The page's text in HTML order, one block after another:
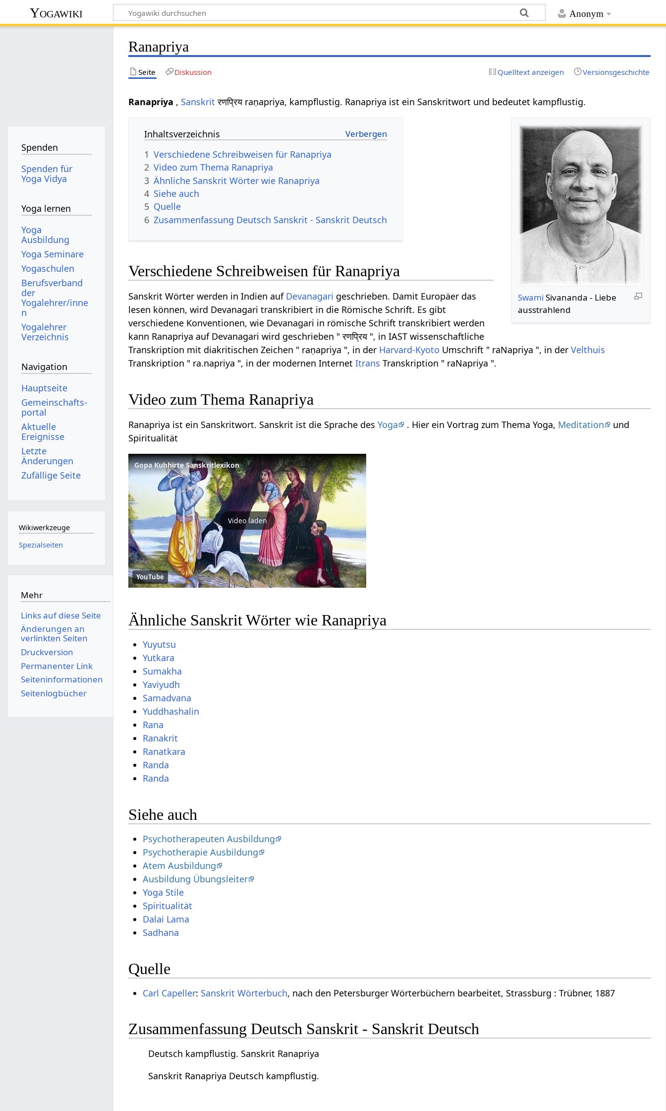
Anonym
Yogawiki
Ranapriya
Seite Diskussion Quelltext anzeigen Versionsgeschichte
Ranapriya , Sanskrit रणप्रिय raṇapriya, kampflustig. Ranapriya ist ein Sanskritwort und bedeutet kampflustig.
Swami Sivananda - Liebe
ausstrahlend
Inhaltsverzeichnis
1 Verschiedene Schreibweisen für Ranapriya
2 Video zum Thema Ranapriya
3 Ähnliche Sanskrit Wörter wie Ranapriya
4 Siehe auch
5 Quelle
6 Zusammenfassung Deutsch Sanskrit - Sanskrit Deutsch
Verschiedene Schreibweisen für Ranapriya
Sanskrit Wörter werden in Indien auf Devanagari geschrieben. Damit Europäer das
lesen können, wird Devanagari transkribiert in die Römische Schrift. Es gibt
verschiedene Konventionen, wie Devanagari in römische Schrift transkribiert werden
kann Ranapriya auf Devanagari wird geschrieben " रणप्रिय ", in IAST wissenschaftliche
Transkription mit diakritischen Zeichen " raṇapriya ", in der Harvard-Kyoto Umschrift " raNapriya ", in derVelthuis
Transkription " ra.napriya ", in der modernen InternetItrans Transkription " raNapriya ".
Video zum Thema Ranapriya
Ranapriya ist ein Sanskritwort. Sanskrit ist die Sprache desYoga . Hier ein Vortrag zum Thema Yoga, Meditation
und
Spiritualität
Gopa Kuhhirte Sanskritlexikon
Video laden
YouTube
Ähnliche Sanskrit Wörter wie Ranapriya
Yuyutsu
Yutkara
Sumakha
Yaviyudh
Samadvana
Yuddhashalin
Rana
Ranakrit
Ranatkara
Randa
Randa
Siehe auch
Psychotherapeuten Ausbildung
Psychotherapie Ausbildung
Atem Ausbildung
Ausbildung Übungsleiter
Yoga Stile
Spiritualität
Dalai Lama
Sadhana
Quelle
Carl Capeller: Sanskrit Wörterbuch, nach den Petersburger Wörterbüchern bearbeitet, Strassburg : Trübner, 1887
Zusammenfassung Deutsch Sanskrit - Sanskrit Deutsch
Deutsch kampflustig. Sanskrit Ranapriya
Sanskrit Ranapriya Deutsch kampflustig.
Spenden
Spenden für
Yoga Vidya
Yoga lernen
Yoga
Ausbildung
Yoga Seminare
Yogaschulen
Berufsverband
der
Yogalehrer/inne
n
Yogalehrer
Verzeichnis
Navigation
Hauptseite
Gemeinschafts­
portal
Aktuelle
Ereignisse
Letzte
Änderungen
Zufällige Seite
Wikiwerkzeuge
Spezialseiten
Mehr
Links auf diese Seite
Änderungen an
verlinkten Seiten
Druckversion
Permanenter Link
Seiten­­informationen
Seitenlogbücher